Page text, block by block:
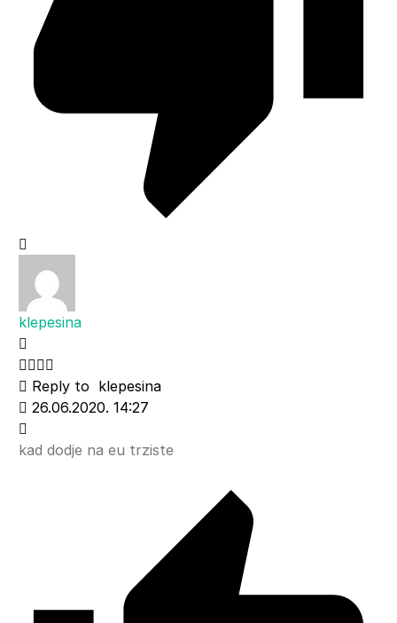
klepesina
Reply to klepesina
26.06.2020. 14:27
kad dodje na eu trziste